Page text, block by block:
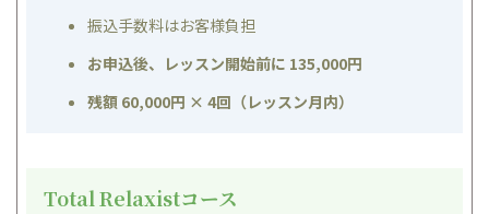
振込手数料はお客様負担
お申込後、レッスン開始前に 135,000円
残額 60,000円 × 4回（レッスン月内）
Total Relaxistコース